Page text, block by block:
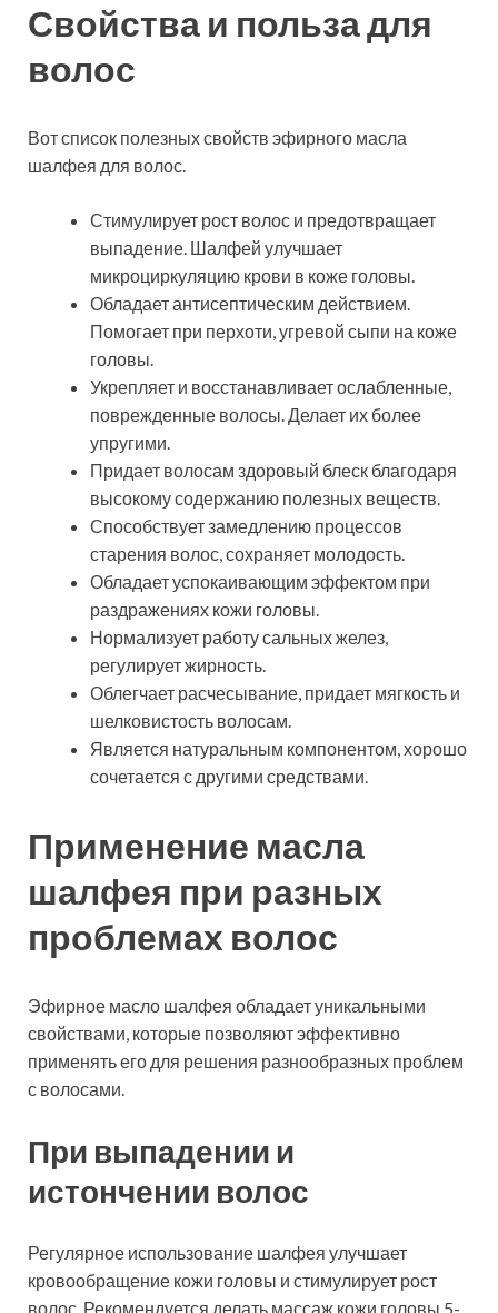
Свойства и польза для
волос
Вот список полезных свойств эфирного масла
шалфея для волос.
Стимулирует рост волос и предотвращает
выпадение. Шалфей улучшает
микроциркуляцию крови в коже головы.
Обладает антисептическим действием.
Помогает при перхоти, угревой сыпи на коже
головы.
Укрепляет и восстанавливает ослабленные,
поврежденные волосы. Делает их более
упругими.
Придает волосам здоровый блеск благодаря
высокому содержанию полезных веществ.
Способствует замедлению процессов
старения волос, сохраняет молодость.
Обладает успокаивающим эффектом при
раздражениях кожи головы.
Нормализует работу сальных желез,
регулирует жирность.
Облегчает расчесывание, придает мягкость и
шелковистость волосам.
Является натуральным компонентом, хорошо
сочетается с другими средствами.
Применение масла
шалфея при разных
проблемах волос
Эфирное масло шалфея обладает уникальными
свойствами, которые позволяют эффективно
применять его для решения разнообразных проблем
с волосами.
При выпадении и
истончении волос
Регулярное использование шалфея улучшает
кровообращение кожи головы и стимулирует рост
волос. Рекомендуется делать массаж кожи головы 5-